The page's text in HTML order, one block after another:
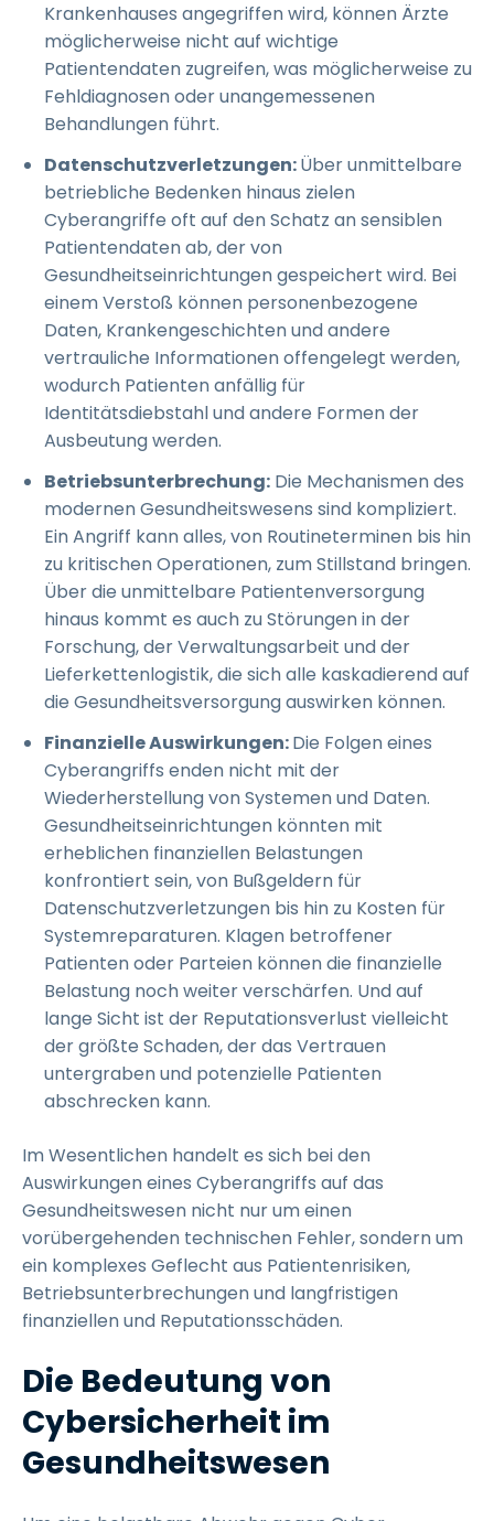
Krankenhauses angegriffen wird, können Ärzte
möglicherweise nicht auf wichtige
Patientendaten zugreifen, was möglicherweise zu
Fehldiagnosen oder unangemessenen
Behandlungen führt.
Datenschutzverletzungen:Über unmittelbare
betriebliche Bedenken hinaus zielen
Cyberangriffe oft auf den Schatz an sensiblen
Patientendaten ab, der von
Gesundheitseinrichtungen gespeichert wird. Bei
einem Verstoß können personenbezogene
Daten, Krankengeschichten und andere
vertrauliche Informationen offengelegt werden,
wodurch Patienten anfällig für
Identitätsdiebstahl und andere Formen der
Ausbeutung werden.
Betriebsunterbrechung: Die Mechanismen des
modernen Gesundheitswesens sind kompliziert.
Ein Angriff kann alles, von Routineterminen bis hin
zu kritischen Operationen, zum Stillstand bringen.
Über die unmittelbare Patientenversorgung
hinaus kommt es auch zu Störungen in der
Forschung, der Verwaltungsarbeit und der
Lieferkettenlogistik, die sich alle kaskadierend auf
die Gesundheitsversorgung auswirken können.
Finanzielle Auswirkungen:Die Folgen eines
Cyberangriffs enden nicht mit der
Wiederherstellung von Systemen und Daten.
Gesundheitseinrichtungen könnten mit
erheblichen finanziellen Belastungen
konfrontiert sein, von Bußgeldern für
Datenschutzverletzungen bis hin zu Kosten für
Systemreparaturen. Klagen betroffener
Patienten oder Parteien können die finanzielle
Belastung noch weiter verschärfen. Und auf
lange Sicht ist der Reputationsverlust vielleicht
der größte Schaden, der das Vertrauen
untergraben und potenzielle Patienten
abschrecken kann.
Im Wesentlichen handelt es sich bei den
Auswirkungen eines Cyberangriffs auf das
Gesundheitswesen nicht nur um einen
vorübergehenden technischen Fehler, sondern um
ein komplexes Geflecht aus Patientenrisiken,
Betriebsunterbrechungen und langfristigen
finanziellen und Reputationsschäden.
Die Bedeutung von
Cybersicherheit im
Gesundheitswesen